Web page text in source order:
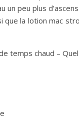
un peu plus
la lotion mac
temps chaud –